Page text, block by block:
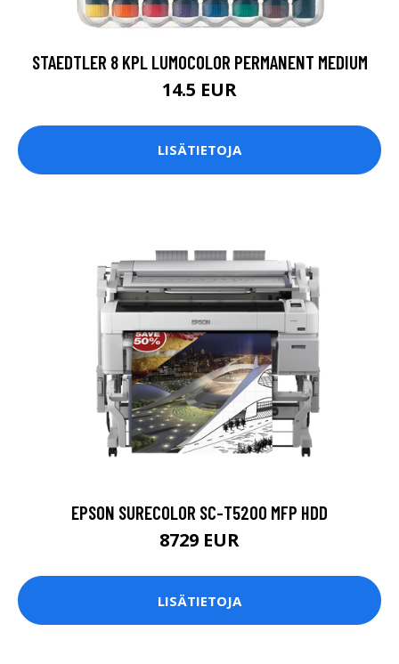
STAEDTLER 8 KPL LUMOCOLOR PERMANENT MEDIUM
14.5 EUR
LISÄTIETOJA
EPSON SURECOLOR SC-T5200 MFP HDD
8729 EUR
LISÄTIETOJA